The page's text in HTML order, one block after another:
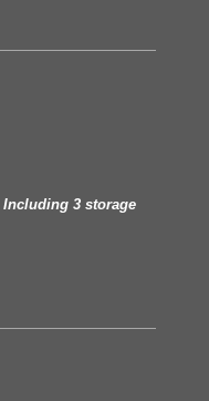
Including 3 storage